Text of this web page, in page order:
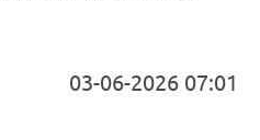
03-06-2026 07:01